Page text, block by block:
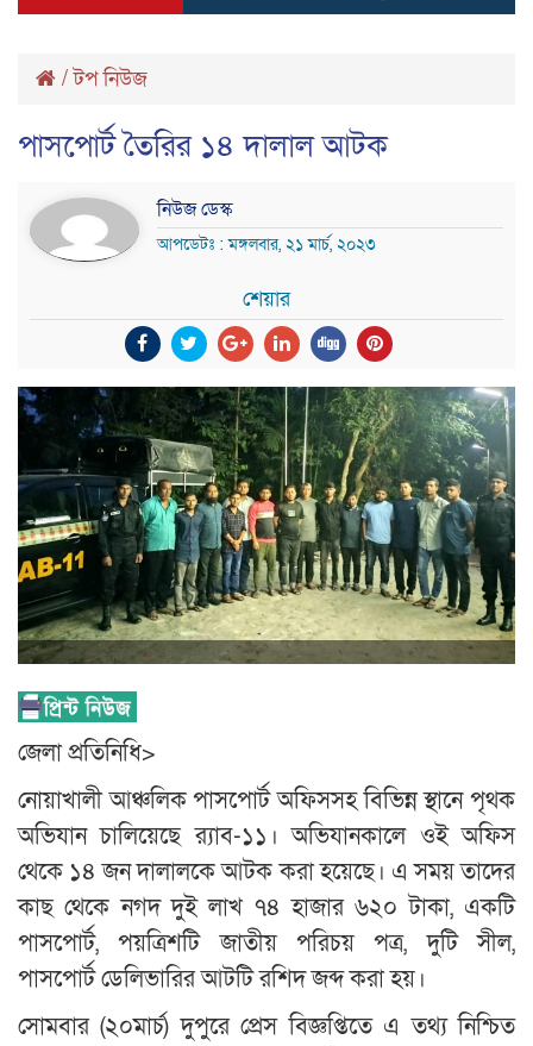
/টপ নিউজ
পাসপোর্ট তৈরির ১৪ দালাল আটক
নিউজ ডেস্ক
আপডেটঃ : মঙ্গলবার, ২১ মার্চ, ২০২৩
শেয়ার
জেলা প্রতিনিধি>
নোয়াখালী আঞ্চলিক পাসপোর্ট অফিসসহ বিভিন্ন স্থানে পৃথক
অভিযান চালিয়েছে র‌্যাব-১১। অভিযানকালে ওই অফিস
থেকে ১৪ জন দালালকে আটক করা হয়েছে। এ সময় তাদের
কাছ থেকে নগদ দুই লাখ ৭৪ হাজার ৬২০ টাকা, একটি
পাসপোর্ট, পয়ত্রিশটি জাতীয় পরিচয় পত্র, দুটি সীল,
পাসপোর্ট ডেলিভারির আটটি রশিদ জব্দ করা হয়।
সোমবার (২০মার্চ) দুপুরে প্রেস বিজ্ঞপ্তিতে এ তথ্য নিশ্চিত